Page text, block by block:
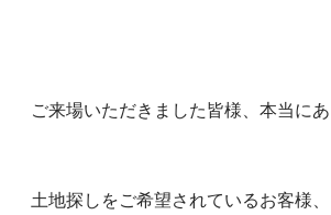
ご来場いただきました皆様、本当に
土地探しをご希望されているお客様、